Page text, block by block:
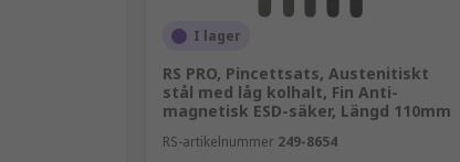
I lager
RS PRO, Pincettsats, Austenitiskt
stål med låg kolhalt, Fin Anti-
magnetisk ESD-säker, Längd 110mm
RS-artikelnummer 249-8654